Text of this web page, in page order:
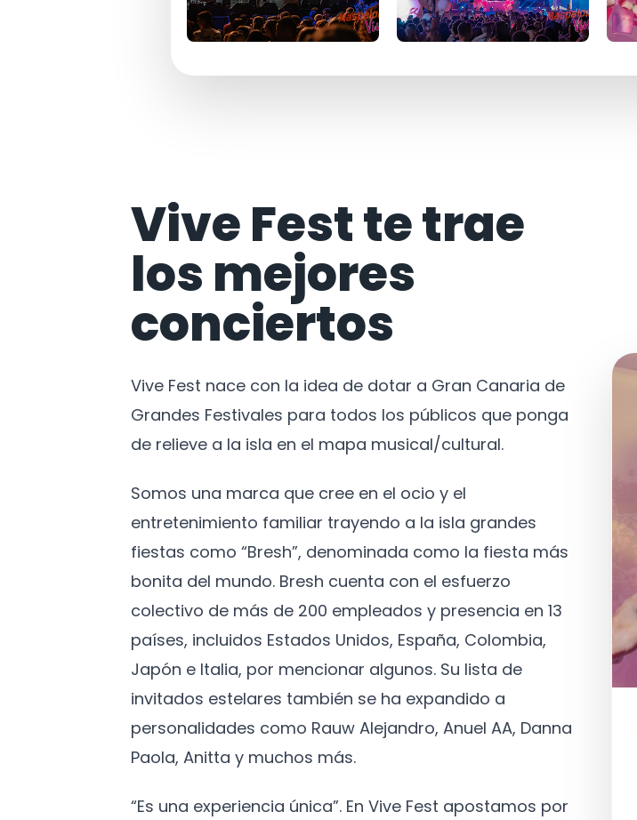
Vive Fest te trae
los mejores
conciertos
Vive Fest nace con la idea de dotar a Gran Canaria de
Grandes Festivales para todos los públicos que ponga
de relieve a la isla en el mapa musical/cultural.
Somos una marca que cree en el ocio y el
entretenimiento familiar trayendo a la isla grandes
fiestas como “Bresh”, denominada como la fiesta más
bonita del mundo. Bresh cuenta con el esfuerzo
colectivo de más de 200 empleados y presencia en 13
países, incluidos Estados Unidos, España, Colombia,
Japón e Italia, por mencionar algunos. Su lista de
invitados estelares también se ha expandido a
personalidades como Rauw Alejandro, Anuel AA, Danna
Paola, Anitta y muchos más.
“Es una experiencia única”. En Vive Fest apostamos por